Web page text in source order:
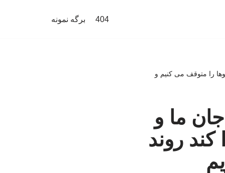
404 برگه نمونه
را متوقف می کنیم و
ما و
روند